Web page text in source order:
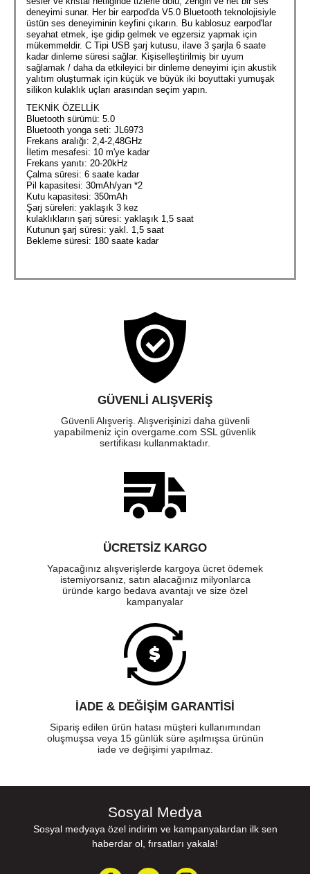
deneyimi sunar. Her bir earpod'da V5.0 Bluetooth teknolojisiyle
üstün ses deneyiminin keyfini çıkarın. Bu kablosuz earpod'lar
seyahat etmek, işe gidip gelmek ve egzersiz yapmak için
mükemmeldir. C Tipi USB şarj kutusu, ilave 3 şarjla 6 saate
kadar dinleme süresi sağlar. Kişiselleştirilmiş bir uyum
sağlamak / daha da etkileyici bir dinleme deneyimi için akustik
yalıtım oluşturmak için küçük ve büyük iki boyuttaki yumuşak
silikon kulaklık uçları arasından seçim yapın.
TEKNİK ÖZELLİK
Bluetooth sürümü: 5.0
Bluetooth yonga seti: JL6973
Frekans aralığı: 2,4-2,48GHz
İletim mesafesi: 10 m'ye kadar
Frekans yanıtı: 20-20kHz
Çalma süresi: 6 saate kadar
Pil kapasitesi: 30mAh/yan *2
Kutu kapasitesi: 350mAh
Şarj süreleri: yaklaşık 3 kez
kulaklıkların şarj süresi: yaklaşık 1,5 saat
Kutunun şarj süresi: yakl. 1,5 saat
Bekleme süresi: 180 saate kadar
GÜVENLI ALIŞVERIŞ
Güvenli Alışveriş. Alışverişinizi daha güvenli
yapabilmeniz için overgame.com SSL güvenlik
sertifikası kullanmaktadır.
ÜCRETSIZ KARGO
Yapacağınız alışverişlerde kargoya ücret ödemek
istemiyorsanız, satın alacağınız milyonlarca
üründe kargo bedava avantajı ve size özel
kampanyalar
İADE & DEĞİŞİM GARANTİSİ
Sipariş edilen ürün hatası müşteri kullanımından
oluşmuşsa veya 15 günlük süre aşılmışsa ürünün
iade ve değişimi yapılmaz.
Sosyal Medya
Sosyal medyaya özel indirim ve kampanyalardan ilk sen
haberdar ol, fırsatları yakala!